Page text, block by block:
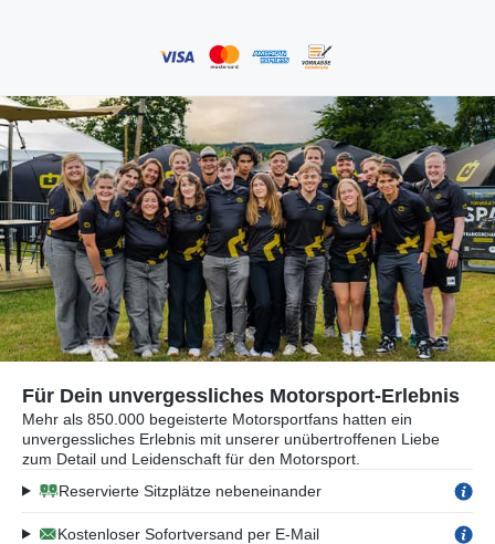
Für Dein unvergessliches Motorsport-Erlebnis
Mehr als 850.000 begeisterte Motorsportfans hatten ein
unvergessliches Erlebnis mit unserer unübertroffenen Liebe
zum Detail und Leidenschaft für den Motorsport.
Reservierte Sitzplätze nebeneinander
Kostenloser Sofortversand per E-Mail